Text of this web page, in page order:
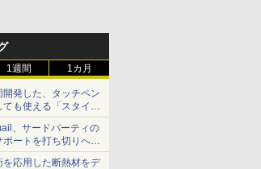
1週間 1カ月
発した、タッチペン
も使える「スタイラ
にも紙にも、持ち替
、サードパーティの
ポートを打ち切りへ
応用した断熱材をデ